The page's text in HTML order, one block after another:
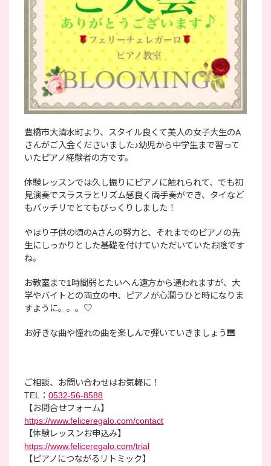
豊橋市大清水町より、スタイル良くて美人の女子大生のA
さんがご入会くださいました♪幼児から中学生まで習って
いたピアノ経験者の方です。
体験レッスンでは久し振りにピアノに触れられて、でも初
見演奏でスラスラとリズム感良く両手奏ができ、タイなど
もバッチリでとてもびっくりしました！
やはり子供の頃のAさんの努力と、それまでのピアノの先
生にしっかりとした基礎を付けていただいていたお陰です
ね。
お教室まで1時間弱とたいへん遠方から通われますが、大
学やバイトとの両立の中、ピアノが心潤うひと時になりま
すように。。。♡
お好きな曲や憧れの曲を楽しんで弾いていきましょう🎹
ご相談、お問い合わせはお気軽に！
TEL：0532-56-8588
【お問合せフォーム】
https://www.feliceregalo.com/contact
【体験レッスンお申込み】
https://www.feliceregalo.com/trial
【ピアノにつながるリトミック】